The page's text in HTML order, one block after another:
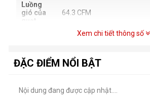
Luồng
gió của
quạt
64.3 CFM
Thông tin hàng hóa
thước
Thông số kỹ thuật
Socket
2066
Xem chi tiết thông số
ĐẶC ĐIỂM NỔI BẬT
Nội dung đang được cập nhật....